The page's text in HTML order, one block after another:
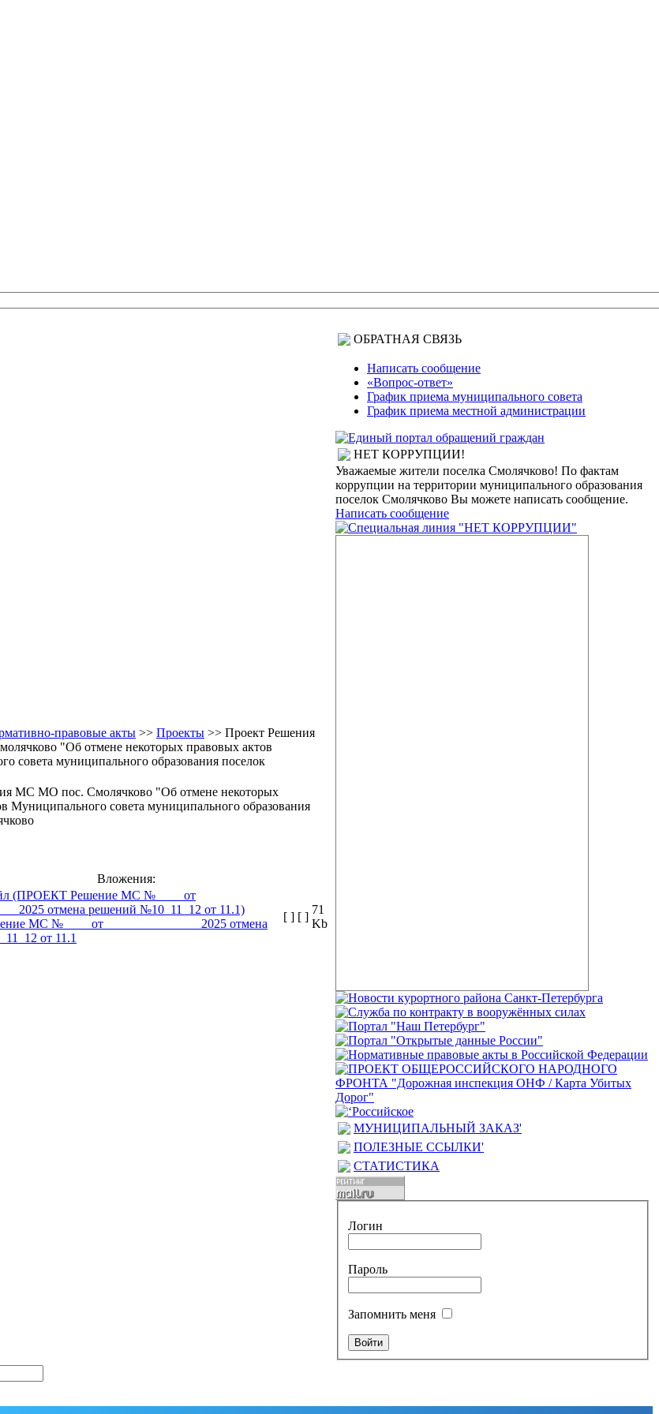
правовые акты >> Проекты >> Проект Решения
"Об отмене некоторых правовых актов
совета муниципального образования поселок
МС МО пос. Смолячково "Об отмене некоторых
Муниципального совета муниципального образования
Вложения:
МС №____ от _______________2025 отмена
от 11.1
[ ] [ ]
71
Kb
ОБРАТНАЯ СВЯЗЬ
Написать сообщение
«Вопрос-ответ»
График приема муниципального совета
График приема местной администрации
НЕТ КОРРУПЦИИ!
Уважаемые жители поселка Смолячково! По фактам
коррупции на территории муниципального образования
поселок Смолячково Вы можете написать сообщение.
Написать сообщение
МУНИЦИПАЛЬНЫЙ ЗАКАЗ'
ПОЛЕЗНЫЕ ССЫЛКИ'
СТАТИСТИКА
Логин
Пароль
Запомнить меня